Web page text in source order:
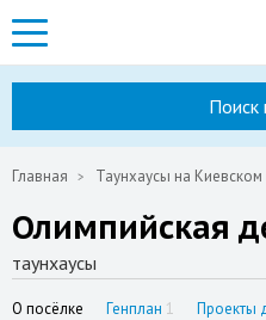
Поиск
Главная Таунхаусы на
Олимпийская
таунхаусы
О посёлке Генплан 1 Проекты